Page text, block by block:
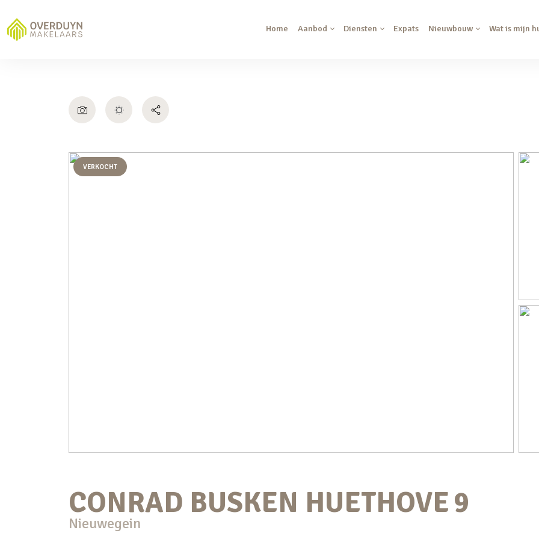
Home Aanbod Diensten Expats Nieuwbouw Wat is mijn
VERKOCHT
CONRAD BUSKEN HUETHOVE9
Nieuwegein